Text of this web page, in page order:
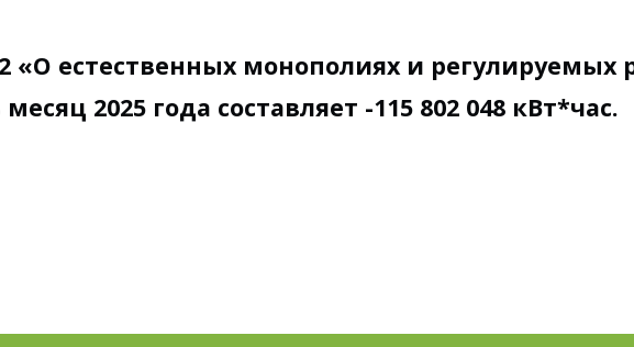
«О естественных монополиях и регулируемых
2025 года составляет -115 802 048 кВт*час.